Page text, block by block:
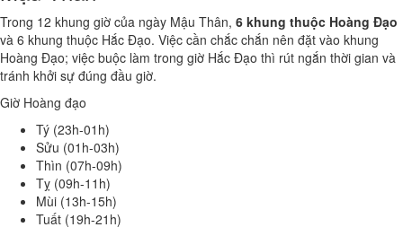
Trong 12 khung giờ của ngày Mậu Thân, 6 khung thuộc Hoàng Đạo
và 6 khung thuộc Hắc Đạo. Việc cần chắc chắn nên đặt vào khung
Hoàng Đạo; việc buộc làm trong giờ Hắc Đạo thì rút ngắn thời gian và
tránh khởi sự đúng đầu giờ.
Giờ Hoàng đạo
Tý (23h-01h)
Sửu (01h-03h)
Thìn (07h-09h)
Tỵ (09h-11h)
Mùi (13h-15h)
Tuất (19h-21h)